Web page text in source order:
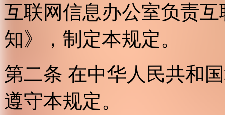
互联网信息办公室负责
知》，制定本规定。
第二条 在中华人民共和
遵守本规定。